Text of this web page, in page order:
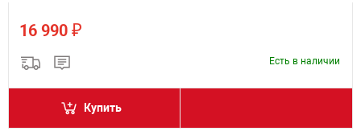
16 990 ₽
Есть в наличии
Купить